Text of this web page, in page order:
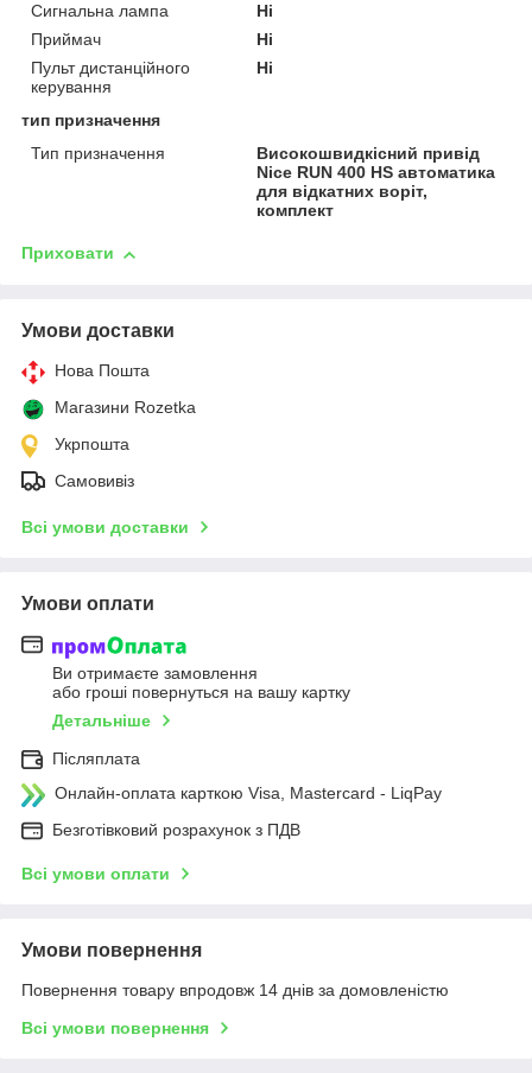
Сигнальна лампа
Ні
Приймач
Ні
Пульт дистанційного
керування
Ні
тип призначення
Тип призначення
Високошвидкісний привід
Nice RUN 400 HS автоматика
для відкатних воріт,
комплект
Приховати
Умови доставки
Нова Пошта
Магазини Rozetka
Укрпошта
Самовивіз
Всі умови доставки
Умови оплати
Ви отримаєте замовлення
або гроші повернуться на вашу картку
Детальніше
Післяплата
Онлайн-оплата карткою Visa, Mastercard - LiqPay
Безготівковий розрахунок з ПДВ
Всі умови оплати
Умови повернення
Повернення товару впродовж 14 днів за домовленістю
Всі умови повернення